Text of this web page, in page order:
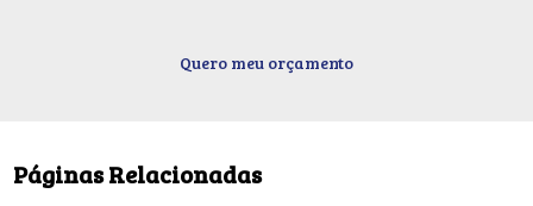
Quero meu orçamento
Páginas Relacionadas